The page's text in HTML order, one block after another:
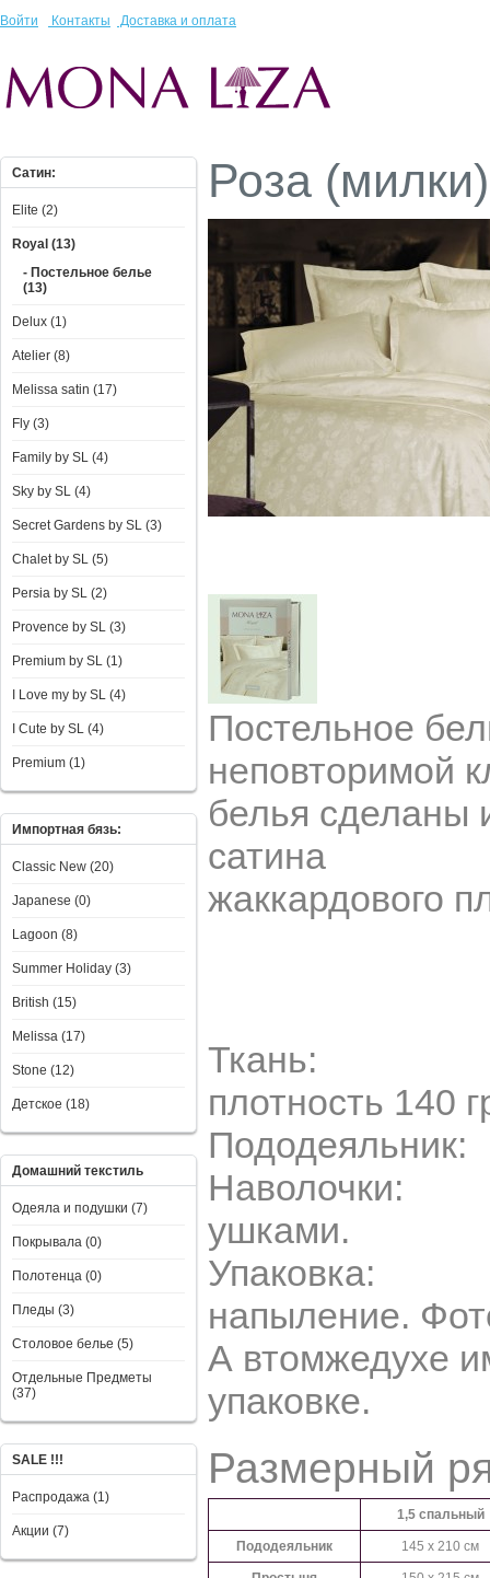
Войти Контакты Доставка и оплата
Сатин:
Elite (2)
Royal (13)
- Постельное белье
(13)
Delux (1)
Atelier (8)
Melissa satin (17)
Fly (3)
Family by SL (4)
Sky by SL (4)
Secret Gardens by SL (3)
Chalet by SL (5)
Persia by SL (2)
Provence by SL (3)
Premium by SL (1)
I Love my by SL (4)
I Сute by SL (4)
Premium (1)
Импортная бязь:
Classic New (20)
Japanese (0)
Lagoon (8)
Summer Holiday (3)
British (15)
Melissa (17)
Stone (12)
Детское (18)
Домашний текстиль
Одеяла и подушки (7)
Покрывала (0)
Полотенца (0)
Пледы (3)
Столовое белье (5)
Отдельные Предметы
(37)
SALE !!!
Распродажа (1)
Акции (7)
Роза (милки)
Постельное
неповторимой
белья сделаны
сатина
жаккардового
плотность 140
Пододеяльник:
Наволочки:
ушками.
Упаковка:
напыление.
А втомжедухе
упаковке.
Размерный
1,5 спальный
Пододеяльник 145 x 210 см